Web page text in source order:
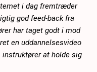
i dag fremtræder
god feed-back fra
har taget godt i mod
en uddannelsesvideo
at holde sig